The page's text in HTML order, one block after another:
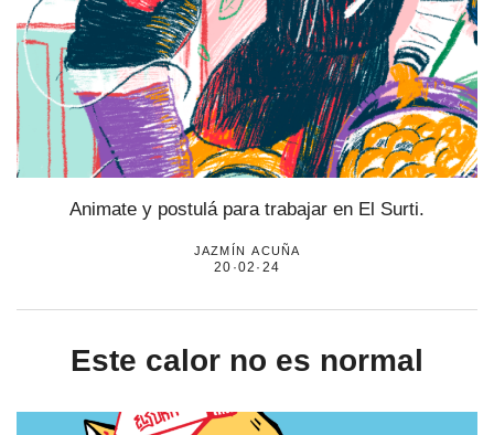
consumo ilustrado
surti impreso
Animate y postulá para trabajar en El Surti.
jazmín acuña
20·02·24
Este calor no es normal